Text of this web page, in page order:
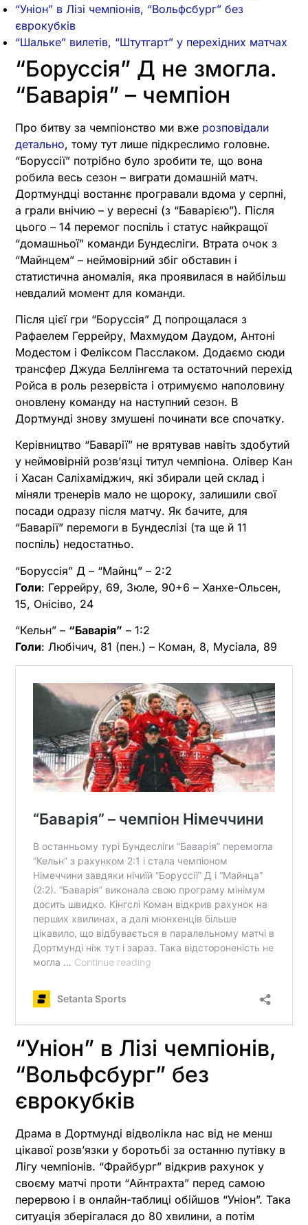
“Уніон” в Лізі чемпіонів, “Вольфсбург” без
єврокубків
“Шальке” вилетів, “Штутгарт” у перехідних матчах
“Боруссія” Д не змогла.
“Баварія” – чемпіон
Про битву за чемпіонство ми вже розповідали
детально, тому тут лише підкреслимо головне.
“Боруссії” потрібно було зробити те, що вона
робила весь сезон – виграти домашній матч.
Дортмундці востаннє програвали вдома у серпні,
а грали внічию – у вересні (з “Баварією”). Після
цього – 14 перемог поспіль і статус найкращої
“домашньої” команди Бундесліги. Втрата очок з
“Майнцем” – неймовірний збіг обставин і
статистична аномалія, яка проявилася в найбільш
невдалий момент для команди.
Після цієї гри “Боруссія” Д попрощалася з
Рафаелем Геррейру, Махмудом Даудом, Антоні
Модестом і Феліксом Пасслаком. Додаємо сюди
трансфер Джуда Беллінгема та остаточний перехід
Ройса в роль резервіста і отримуємо наполовину
оновлену команду на наступний сезон. В
Дортмунді знову змушені починати все спочатку.
Керівництво “Баварії” не врятував навіть здобутий
у неймовірній розв’язці титул чемпіона. Олівер Кан
і Хасан Саліхаміджич, які збирали цей склад і
міняли тренерів мало не щороку, залишили свої
посади одразу після матчу. Як бачите, для
“Баварії” перемоги в Бундеслізі (та ще й 11
поспіль) недостатньо.
“Боруссія” Д – “Майнц” – 2:2
Голи: Геррейру, 69, Зюле, 90+6 – Ханхе-Ольсен,
15, Онісіво, 24
“Кельн” – “Баварія” – 1:2
Голи: Любічич, 81 (пен.) – Коман, 8, Мусіала, 89
“Уніон” в Лізі чемпіонів,
“Вольфсбург” без
єврокубків
Драма в Дортмунді відволікла нас від не менш
цікавої розв’язки у боротьбі за останню путівку в
Лігу чемпіонів. “Фрайбург” відкрив рахунок у
своєму матчі проти “Айнтрахта” перед самою
перервою і в онлайн-таблиці обійшов “Уніон”. Така
ситуація зберігалася до 80 хвилини, а потім